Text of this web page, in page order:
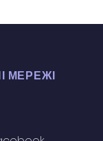
МЕРЕЖІ